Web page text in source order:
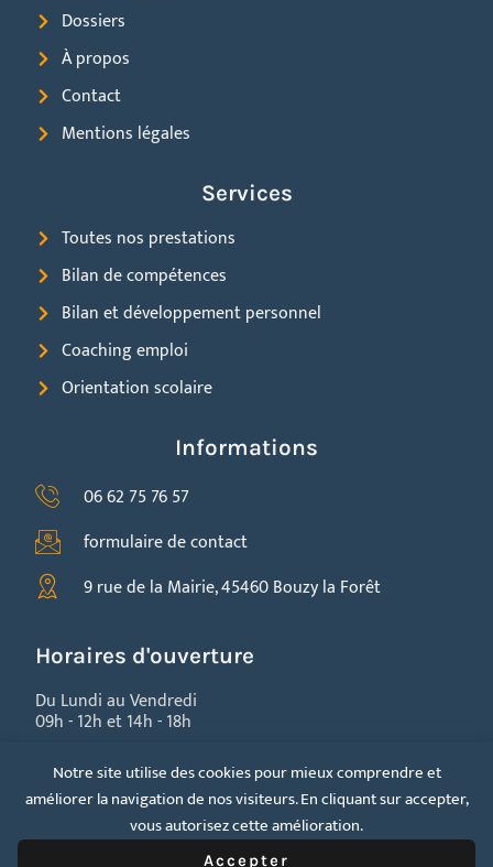
Notre site utilise des cookies pour mieux comprendre et
améliorer la navigation de nos visiteurs. En cliquant sur accepter,
vous autorisez cette amélioration.
Accepter
Dossiers
À propos
Contact
Mentions légales
Services
Toutes nos prestations
Bilan de compétences
Bilan et développement personnel
Coaching emploi
Orientation scolaire
Informations
06 62 75 76 57
formulaire de contact
9 rue de la Mairie, 45460 Bouzy la Forêt
Horaires d'ouverture
Du Lundi au Vendredi
09h - 12h et 14h - 18h